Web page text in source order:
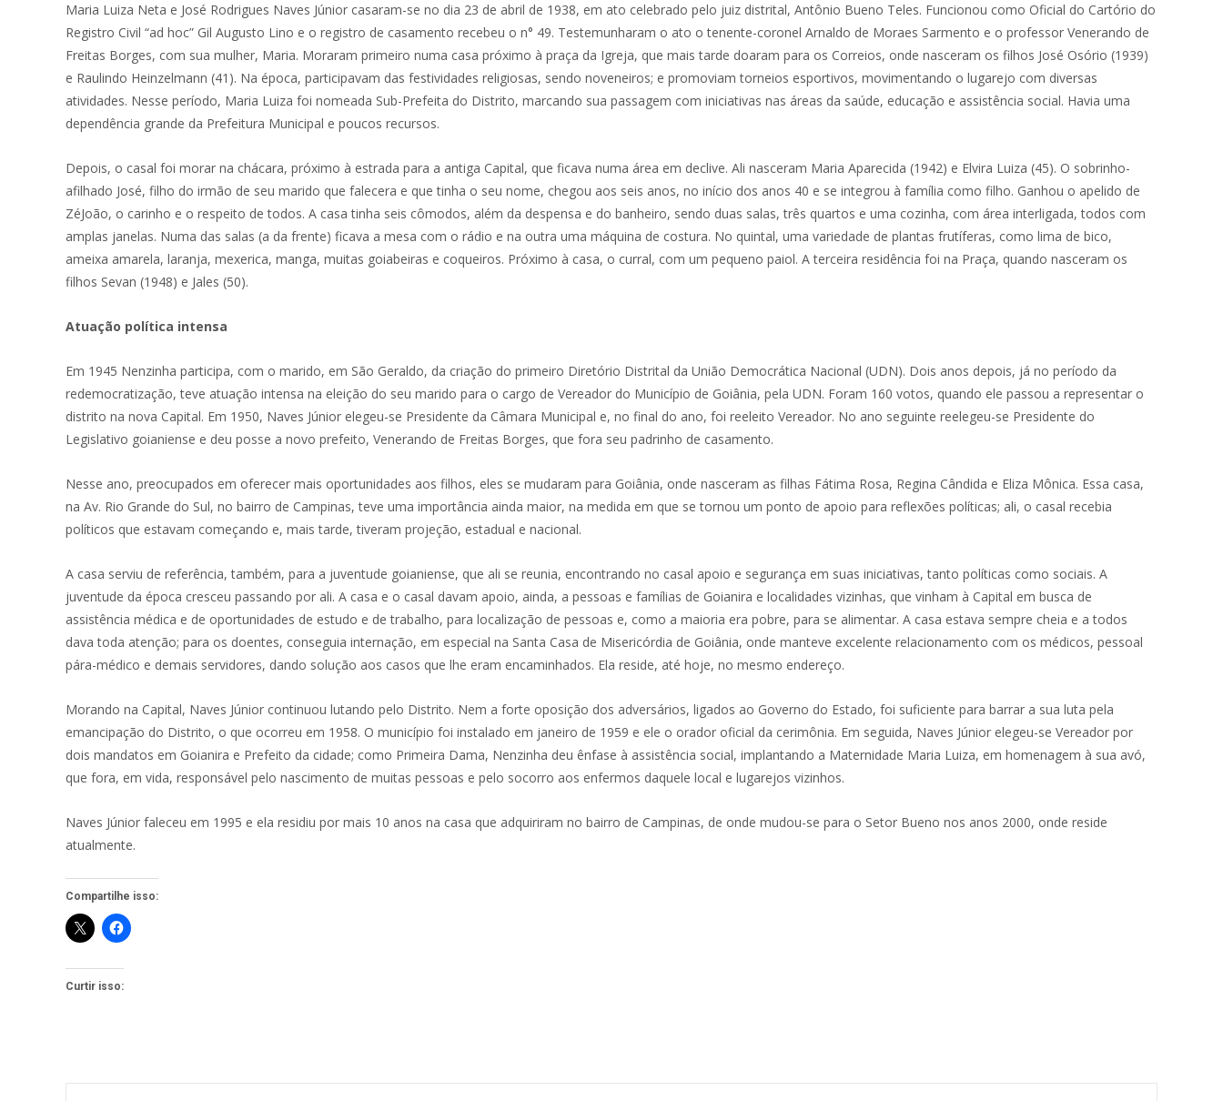
Maria Luiza Neta e José Rodrigues Naves Júnior casaram-se no dia 23 de abril de 1938, em ato celebrado pelo juiz distrital, Antônio Bueno Teles. Funcionou como Oficial do Cartório do
Registro Civil “ad hoc” Gil Augusto Lino e o registro de casamento recebeu o n° 49. Testemunharam o ato o tenente-coronel Arnaldo de Moraes Sarmento e o professor Venerando de
Freitas Borges, com sua mulher, Maria. Moraram primeiro numa casa próximo à praça da Igreja, que mais tarde doaram para os Correios, onde nasceram os filhos José Osório (1939)
e Raulindo Heinzelmann (41). Na época, participavam das festividades religiosas, sendo noveneiros; e promoviam torneios esportivos, movimentando o lugarejo com diversas
atividades. Nesse período, Maria Luiza foi nomeada Sub-Prefeita do Distrito, marcando sua passagem com iniciativas nas áreas da saúde, educação e assistência social. Havia uma
dependência grande da Prefeitura Municipal e poucos recursos.
Depois, o casal foi morar na chácara, próximo à estrada para a antiga Capital, que ficava numa área em declive. Ali nasceram Maria Aparecida (1942) e Elvira Luiza (45). O sobrinho-
afilhado José, filho do irmão de seu marido que falecera e que tinha o seu nome, chegou aos seis anos, no início dos anos 40 e se integrou à família como filho. Ganhou o apelido de
ZéJoão, o carinho e o respeito de todos. A casa tinha seis cômodos, além da despensa e do banheiro, sendo duas salas, três quartos e uma cozinha, com área interligada, todos com
amplas janelas. Numa das salas (a da frente) ficava a mesa com o rádio e na outra uma máquina de costura. No quintal, uma variedade de plantas frutíferas, como lima de bico,
ameixa amarela, laranja, mexerica, manga, muitas goiabeiras e coqueiros. Próximo à casa, o curral, com um pequeno paiol. A terceira residência foi na Praça, quando nasceram os
filhos Sevan (1948) e Jales (50).
Atuação política intensa
Em 1945 Nenzinha participa, com o marido, em São Geraldo, da criação do primeiro Diretório Distrital da União Democrática Nacional (UDN). Dois anos depois, já no período da
redemocratização, teve atuação intensa na eleição do seu marido para o cargo de Vereador do Município de Goiânia, pela UDN. Foram 160 votos, quando ele passou a representar o
distrito na nova Capital. Em 1950, Naves Júnior elegeu-se Presidente da Câmara Municipal e, no final do ano, foi reeleito Vereador. No ano seguinte reelegeu-se Presidente do
Legislativo goianiense e deu posse a novo prefeito, Venerando de Freitas Borges, que fora seu padrinho de casamento.
Nesse ano, preocupados em oferecer mais oportunidades aos filhos, eles se mudaram para Goiânia, onde nasceram as filhas Fátima Rosa, Regina Cândida e Eliza Mônica. Essa casa,
na Av. Rio Grande do Sul, no bairro de Campinas, teve uma importância ainda maior, na medida em que se tornou um ponto de apoio para reflexões políticas; ali, o casal recebia
políticos que estavam começando e, mais tarde, tiveram projeção, estadual e nacional.
A casa serviu de referência, também, para a juventude goianiense, que ali se reunia, encontrando no casal apoio e segurança em suas iniciativas, tanto políticas como sociais. A
juventude da época cresceu passando por ali. A casa e o casal davam apoio, ainda, a pessoas e famílias de Goianira e localidades vizinhas, que vinham à Capital em busca de
assistência médica e de oportunidades de estudo e de trabalho, para localização de pessoas e, como a maioria era pobre, para se alimentar. A casa estava sempre cheia e a todos
dava toda atenção; para os doentes, conseguia internação, em especial na Santa Casa de Misericórdia de Goiânia, onde manteve excelente relacionamento com os médicos, pessoal
pára-médico e demais servidores, dando solução aos casos que lhe eram encaminhados. Ela reside, até hoje, no mesmo endereço.
Morando na Capital, Naves Júnior continuou lutando pelo Distrito. Nem a forte oposição dos adversários, ligados ao Governo do Estado, foi suficiente para barrar a sua luta pela
emancipação do Distrito, o que ocorreu em 1958. O município foi instalado em janeiro de 1959 e ele o orador oficial da cerimônia. Em seguida, Naves Júnior elegeu-se Vereador por
dois mandatos em Goianira e Prefeito da cidade; como Primeira Dama, Nenzinha deu ênfase à assistência social, implantando a Maternidade Maria Luiza, em homenagem à sua avó,
que fora, em vida, responsável pelo nascimento de muitas pessoas e pelo socorro aos enfermos daquele local e lugarejos vizinhos.
Naves Júnior faleceu em 1995 e ela residiu por mais 10 anos na casa que adquiriram no bairro de Campinas, de onde mudou-se para o Setor Bueno nos anos 2000, onde reside
atualmente.
Compartilhe isso:
Curtir isso: